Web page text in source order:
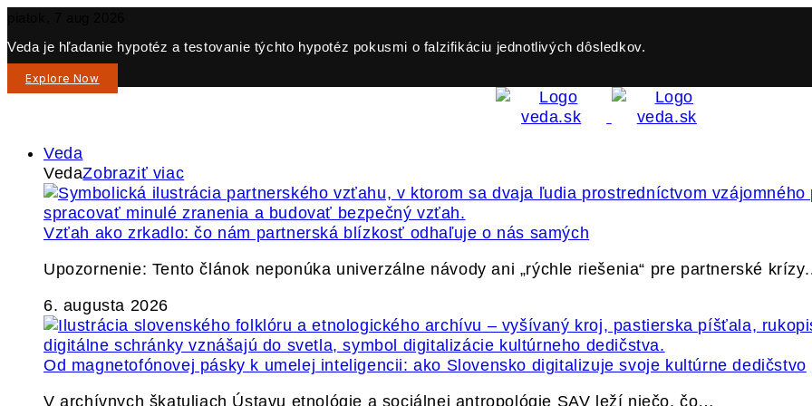
Veda je hľadanie hypotéz a testovanie týchto hypotéz pokusmi o falzifikáciu jednotlivých dôsledkov.
Explore Now
Veda
VedaZobraziť viac
Vzťah ako zrkadlo: čo nám partnerská blízkosť odhaľuje o nás samých
Upozornenie: Tento článok neponúka univerzálne návody ani „rýchle riešenia“ pre partnerské
6. augusta 2026
Od magnetofónovej pásky k umelej inteligencii: ako Slovensko digitalizuje svoje kultúrne dedičstvo
V archívnych škatuliach Ústavu etnológie a sociálnej antropológie SAV leží niečo, čo…